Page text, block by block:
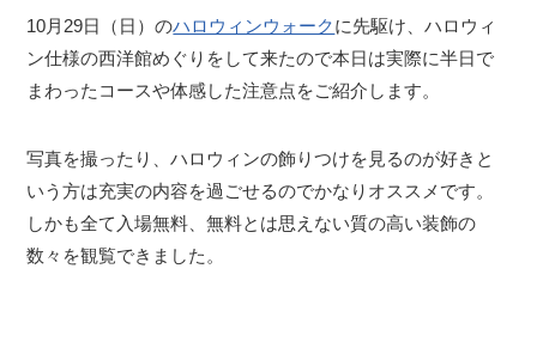
10月29日（日）のハロウィンウォークに先駆け、ハロウィ
ン仕様の西洋館めぐりをして来たので本日は実際に半日で
まわったコースや体感した注意点をご紹介します。
写真を撮ったり、ハロウィンの飾りつけを見るのが好きと
いう方は充実の内容を過ごせるのでかなりオススメです。
しかも全て入場無料、無料とは思えない質の高い装飾の
数々を観覧できました。